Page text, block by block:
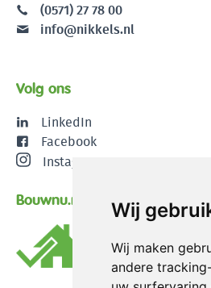
Wij
Wij maken
andere
(0571) 27 78 00
info@nikkels.nl
Volg ons
LinkedIn
Facebook
Instagram
Bouwnu.nl